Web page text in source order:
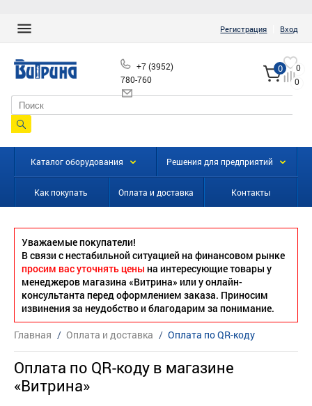
Регистрация Вход
+7 (3952)
780-760
0
0
0
Каталог оборудования Решения для предприятий
Как покупать Оплата и доставка Контакты
Уважаемые покупатели!
В связи с нестабильной ситуацией на финансовом рынке
просим вас уточнять цены на интересующие товары у
менеджеров магазина «Витрина» или у онлайн-
консультанта перед оформлением заказа. Приносим
извинения за неудобство и благодарим за понимание.
Главная / Оплата и доставка / Оплата по QR-коду
Оплата по QR-коду в магазине
«Витрина»